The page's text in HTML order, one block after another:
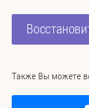
Также Вы можете